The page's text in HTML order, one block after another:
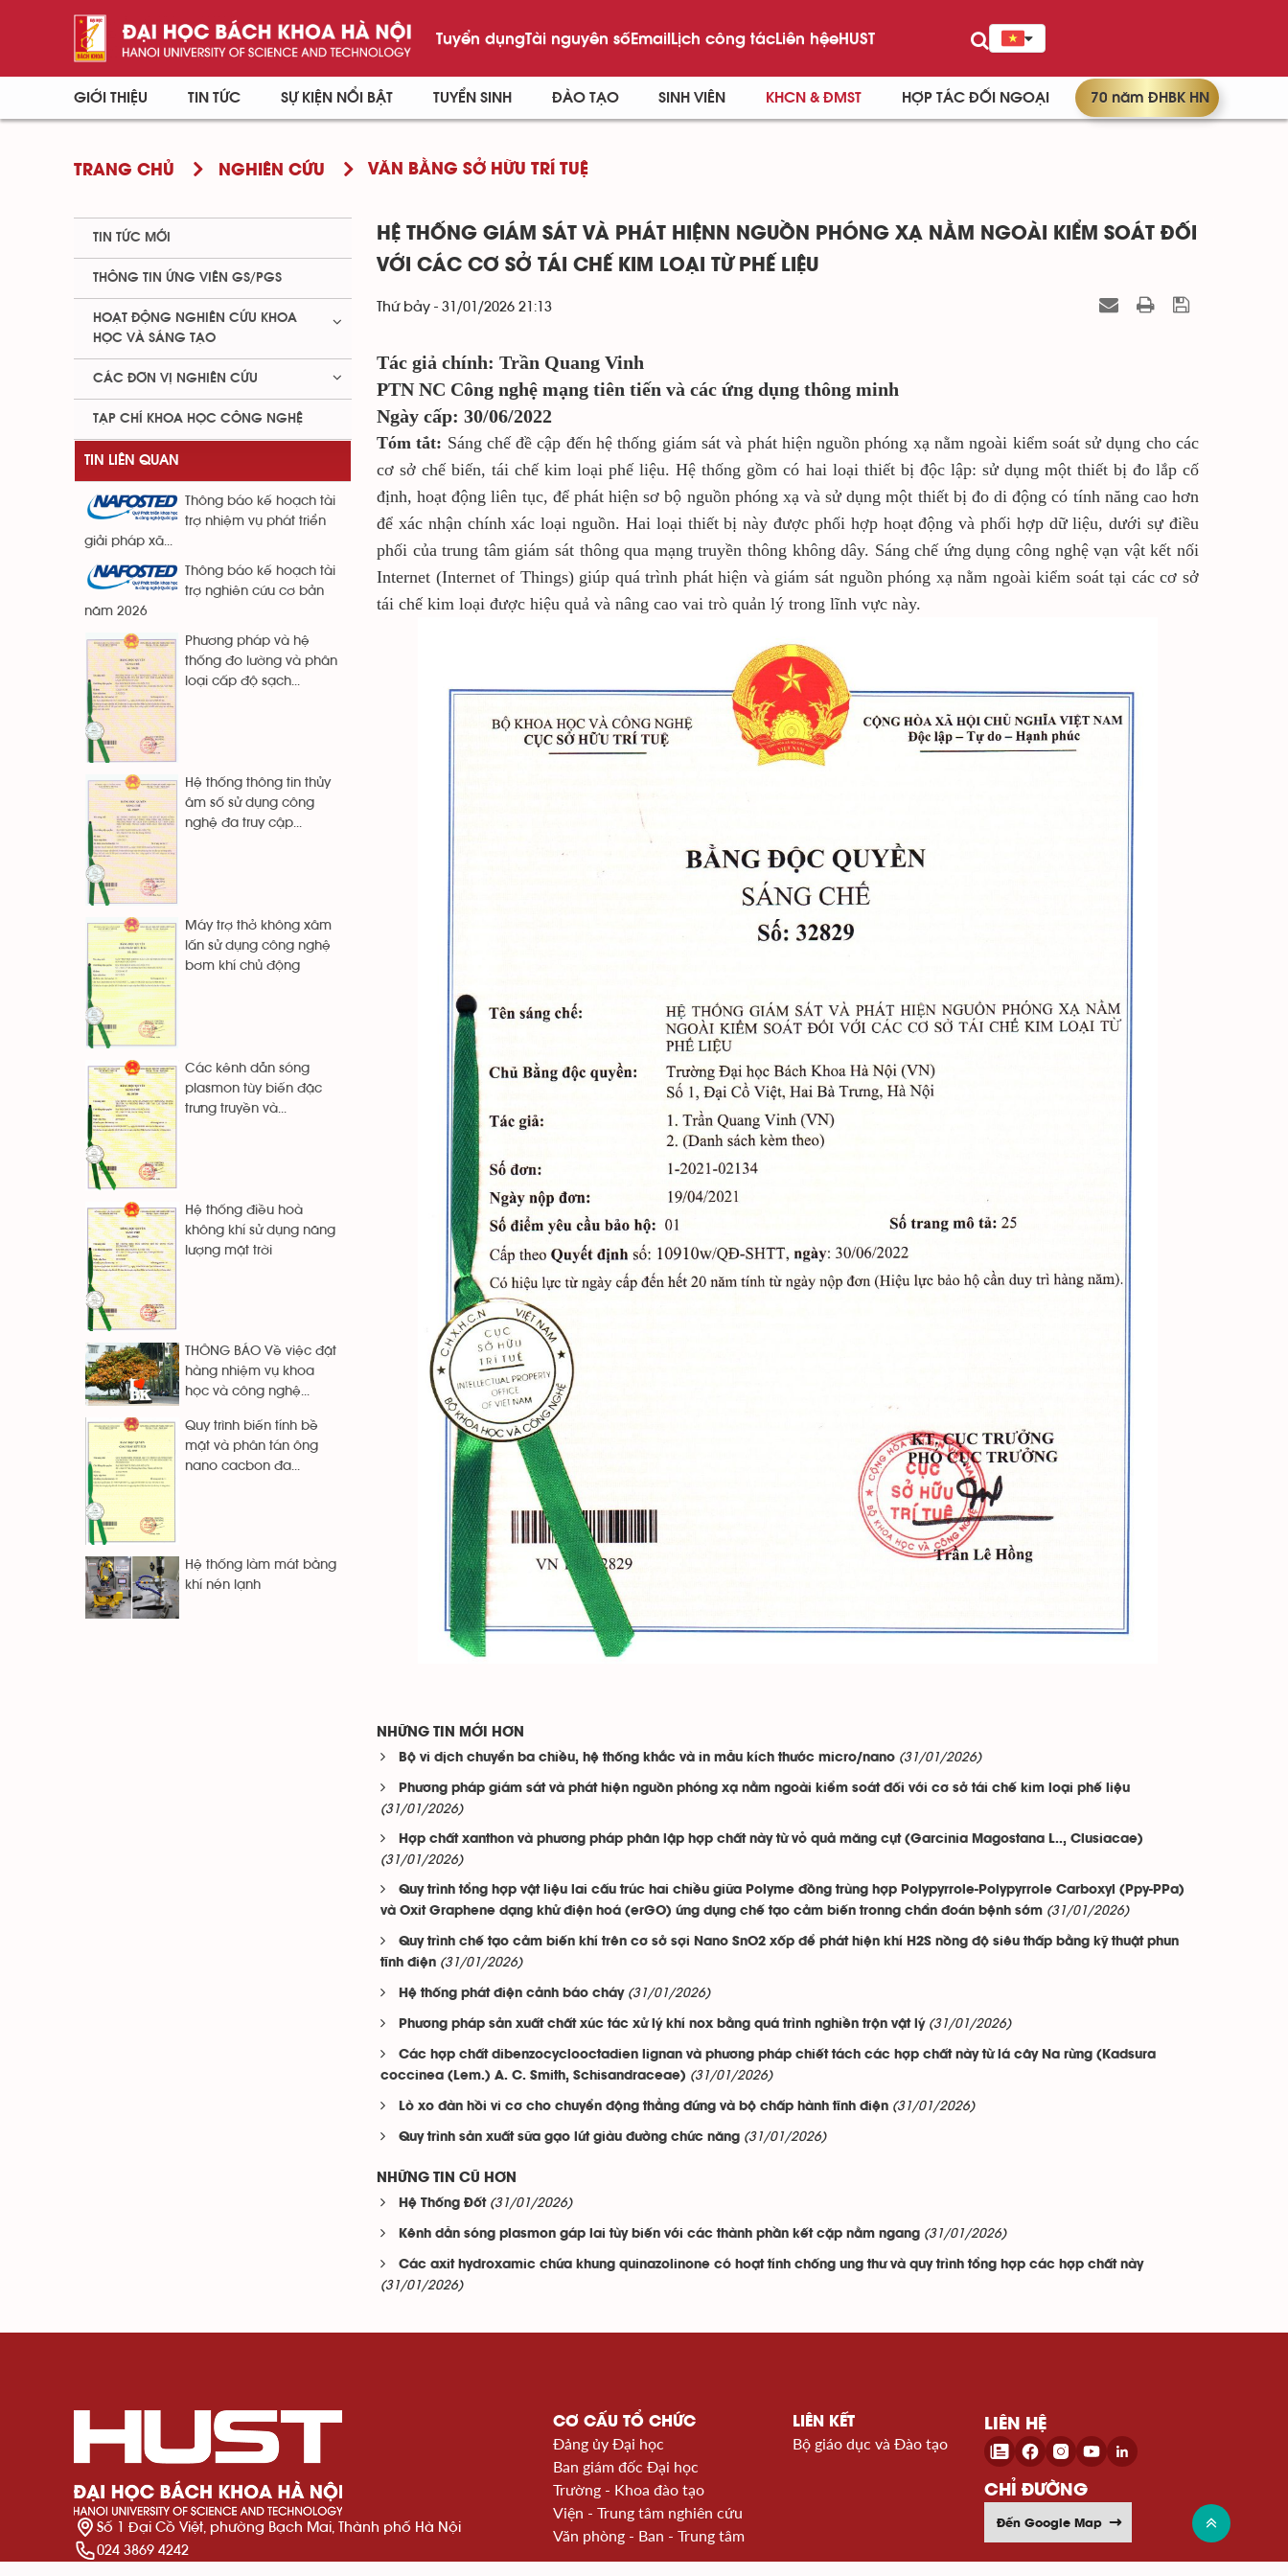
Tuyển dụngTài nguyên sốEmailLịch công tácLiên hệeHUST
GIỚI THIỆU TIN TỨC SỰ KIỆN NỔI BẬT TUYỂN SINH ĐÀO TẠO SINH VIÊN KHCN & ĐMST HỢP TÁC ĐỐI NGOẠI 70 năm ĐHBK HN
TRANG CHỦ NGHIÊN CỨU VĂN BẰNG SỞ HỮU TRÍ TUỆ
HỆ THỐNG GIÁM SÁT VÀ PHÁT HIỆNN NGUỒN PHÓNG XẠ NẰM NGOÀI KIỂM SOÁT ĐỐI
VỚI CÁC CƠ SỞ TÁI CHẾ KIM LOẠI TỪ PHẾ LIỆU
Thứ bảy - 31/01/2026 21:13
Tác giả chính: Trần Quang Vinh
PTN NC Công nghệ mạng tiên tiến và các ứng dụng thông minh
Ngày cấp: 30/06/2022
Tóm tắt: Sáng chế đề cập đến hệ thống giám sát và phát hiện nguồn phóng xạ nằm ngoài kiểm soát sử dụng cho các
cơ sở chế biến, tái chế kim loại phế liệu. Hệ thống gồm có hai loại thiết bị độc lập: sử dụng một thiết bị đo lắp cố
định, hoạt động liên tục, để phát hiện sơ bộ nguồn phóng xạ và sử dụng một thiết bị đo di động có tính năng cao hơn
để xác nhận chính xác loại nguồn. Hai loại thiết bị này được phối hợp hoạt động và phối hợp dữ liệu, dưới sự điều
phối của trung tâm giám sát thông qua mạng truyền thông không dây. Sáng chế ứng dụng công nghệ vạn vật kết nối
Internet (Internet of Things) giúp quá trình phát hiện và giám sát nguồn phóng xạ nằm ngoài kiểm soát tại các cơ sở
tái chế kim loại được hiệu quả và nâng cao vai trò quản lý trong lĩnh vực này.
NHỮNG TIN MỚI HƠN
Bộ vi dịch chuyển ba chiều, hệ thống khắc và in mẫu kích thước micro/nano (31/01/2026)
Phương pháp giám sát và phát hiện nguồn phóng xạ nằm ngoài kiểm soát đối với cơ sở tái chế kim loại phế liệu
(31/01/2026)
Hợp chất xanthon và phương pháp phân lập hợp chất này từ vỏ quả măng cụt (Garcinia Magostana L.., Clusiacae)
(31/01/2026)
Quy trình tổng hợp vật liệu lai cấu trúc hai chiều giữa Polyme đồng trùng hợp Polypyrrole-Polypyrrole Carboxyl (Ppy-PPa)
và Oxit Graphene dạng khử điện hoá (erGO) ứng dụng chế tạo cảm biến tronng chẩn đoán bệnh sớm (31/01/2026)
Quy trình chế tạo cảm biến khí trên cơ sở sợi Nano SnO2 xốp để phát hiện khí H2S nồng độ siêu thấp bằng kỹ thuật phun
tĩnh điện (31/01/2026)
Hệ thống phát điện cảnh báo cháy (31/01/2026)
Phương pháp sản xuất chất xúc tác xử lý khí nox bằng quá trình nghiền trộn vật lý (31/01/2026)
Các hợp chất dibenzocyclooctadien lignan và phương pháp chiết tách các hợp chất này từ lá cây Na rừng (Kadsura
coccinea (Lem.) A. C. Smith, Schisandraceae) (31/01/2026)
Lò xo đàn hồi vi cơ cho chuyển động thẳng đứng và bộ chấp hành tĩnh điện (31/01/2026)
Quy trình sản xuất sữa gạo lứt giàu đường chức năng (31/01/2026)
NHỮNG TIN CŨ HƠN
Hệ Thống Đốt (31/01/2026)
Kênh dẫn sóng plasmon gáp lai tùy biến với các thành phần kết cặp nằm ngang (31/01/2026)
Các axit hydroxamic chứa khung quinazolinone có hoạt tính chống ung thư và quy trình tổng hợp các hợp chất này
(31/01/2026)
TIN TỨC MỚI
THÔNG TIN ỨNG VIÊN GS/PGS
HOẠT ĐỘNG NGHIÊN CỨU KHOA
HỌC VÀ SÁNG TẠO
CÁC ĐƠN VỊ NGHIÊN CỨU
TẠP CHÍ KHOA HỌC CÔNG NGHỆ
TIN LIÊN QUAN
Thông báo kế hoạch tài
trợ nhiệm vụ phát triển
giải pháp xã...
Thông báo kế hoạch tài
trợ nghiên cứu cơ bản
năm 2026
Phương pháp và hệ
thống đo lường và phân
loại cấp độ sạch...
Hệ thống thông tin thủy
âm số sử dụng công
nghệ đa truy cập...
Máy trợ thở không xâm
lấn sử dụng công nghệ
bơm khí chủ động
Các kênh dẫn sóng
plasmon tùy biến đặc
trưng truyền và...
Hệ thống điều hoà
không khí sử dụng năng
lượng mặt trời
THÔNG BÁO Về việc đặt
hàng nhiệm vụ khoa
học và công nghệ...
Quy trình biến tính bề
mặt và phân tán ông
nano cacbon đa...
Hệ thống làm mát bằng
khí nén lạnh
Số 1 Đại Cồ Việt, phường Bạch Mai, Thành phố Hà Nội
024 3869 4242
CƠ CẤU TỔ CHỨC
Đảng ủy Đại học
Ban giám đốc Đại học
Trường - Khoa đào tạo
Viện - Trung tâm nghiên cứu
Văn phòng - Ban - Trung tâm
LIÊN KẾT
Bộ giáo dục và Đào tạo
LIÊN HỆ
CHỈ ĐƯỜNG
Đến Google Map